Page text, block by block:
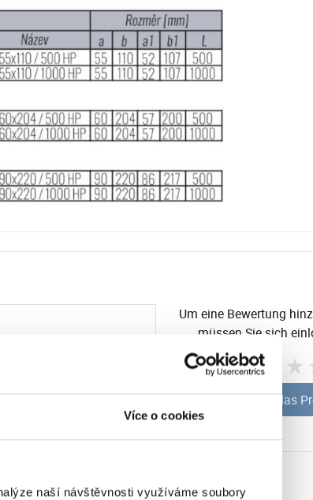
Více o cookies
naší návštěvnosti využíváme soubory
Um eine Bewertung
müssen Sie sich
Bewerten Sie das